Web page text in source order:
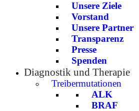
Unsere Ziele
Vorstand
Unsere Partner
Transparenz
Presse
Spenden
Diagnostik und Therapie
Treibermutationen
ALK
BRAF